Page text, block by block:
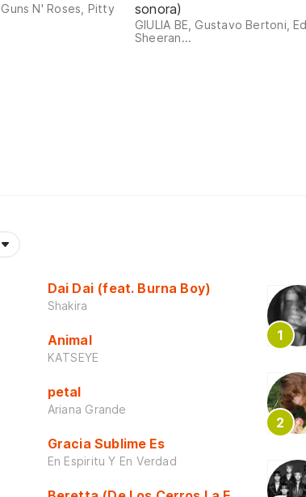
N' Roses, Pitty
sonora)
GIULIA BE, Gustavo Bertoni,
Sheeran...
Dai Dai (feat. Burna Boy)
Shakira
Animal
KATSEYE
petal
Ariana Grande
Gracia Sublime Es
En Espiritu Y En Verdad